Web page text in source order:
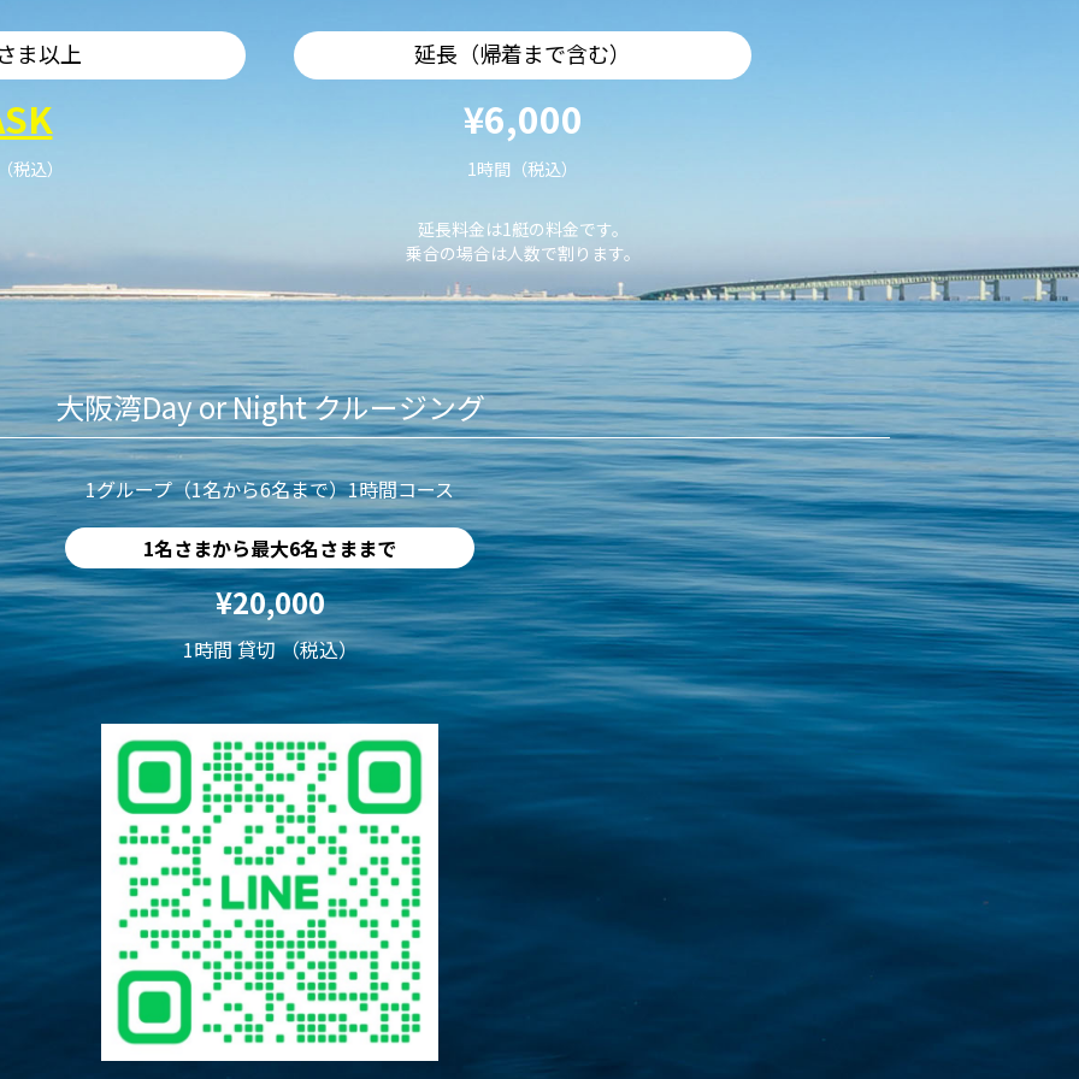
ま以上
税込）
延長（帰着まで含む）
¥6,000
1時間（税込）
延長料金は1艇の料金です。
乗合の場合は人数で割ります。
大阪湾Day or Night クルージング
1グループ（1名から6名まで）1時間コース
1名さまから最大6名さままで
¥20,000
1時間 貸切 （税込）